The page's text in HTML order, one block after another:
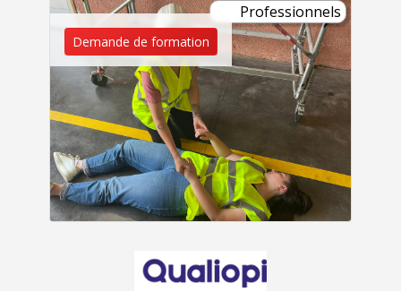
Professionnels
Demande de formation